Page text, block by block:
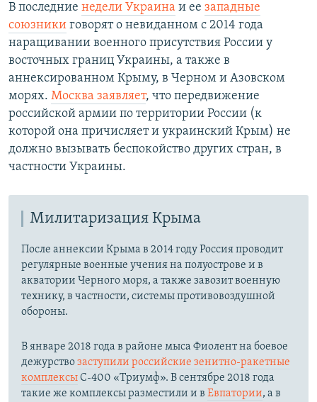
В последние недели Украина и ее западные
союзники говорят о невиданном с 2014 года
наращивании военного присутствия России у
восточных границ Украины, а также в
аннексированном Крыму, в Черном и Азовском
морях. Москва заявляет, что передвижение
российской армии по территории России (к
которой она причисляет и украинский Крым) не
должно вызывать беспокойство других стран, в
частности Украины.
Милитаризация Крыма
После аннексии Крыма в 2014 году Россия проводит
регулярные военные учения на полуострове и в
акватории Черного моря, а также завозит военную
технику, в частности, системы противовоздушной
обороны.
​В январе 2018 года в районе мыса Фиолент на боевое
дежурствозаступили российские зенитно-ракетные
комплексыС-400 «Триумф». В сентябре 2018 года
такие же комплексы разместили и в Евпатории, а в